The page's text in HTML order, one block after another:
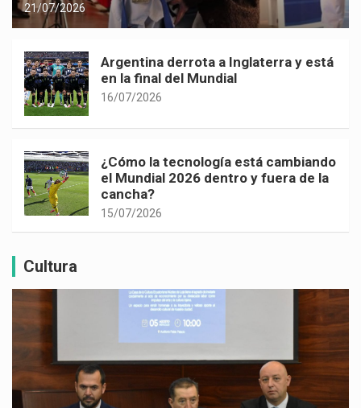
21/07/2026
Argentina derrota a Inglaterra y está
en la final del Mundial
16/07/2026
¿Cómo la tecnología está cambiando
el Mundial 2026 dentro y fuera de la
cancha?
15/07/2026
Cultura